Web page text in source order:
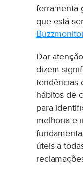
ferramenta
que está
Dar
dizem
tendências
hábitos de
para
melhoria e
úteis a